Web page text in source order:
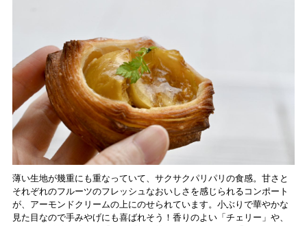
薄い生地が幾重にも重なっていて、サクサクパリパリの食感。甘さと
それぞれのフルーツのフレッシュなおいしさを感じられるコンポート
が、アーモンドクリームの上にのせられています。小ぶりで華やかな
見た目なので手みやげにも喜ばれそう！香りのよい「チェリー」や、